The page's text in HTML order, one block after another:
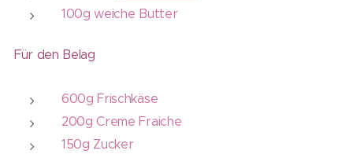
100g weiche Butter
Für den Belag
600g Frischkäse
200g Creme Fraiche
150g Zucker